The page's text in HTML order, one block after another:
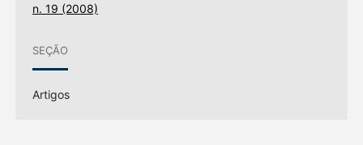
n. 19 (2008)
SEÇÃO
Artigos